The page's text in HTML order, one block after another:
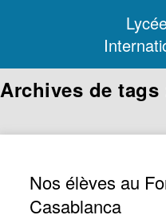
Archives de
Nos élèves au
Casablanca